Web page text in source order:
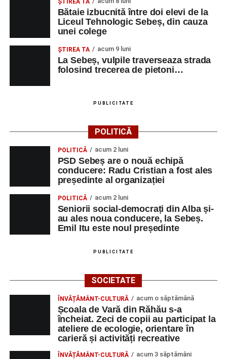
ŞTIREA TA
Bătaie izbucnită între doi elevi de la
Liceul Tehnologic Sebeș, din cauza
unei colege
ŞTIREA TA acum 9 luni
La Sebeș, vulpile traverseaza strada
folosind trecerea de pietoni…
PUBLICITATE
POLITICĂ
POLITICĂ acum 2 luni
PSD Sebeș are o nouă echipă
conducere: Radu Cristian a fost ales
președinte al organizației
POLITICĂ acum 2 luni
Seniorii social-democrați din Alba și-
au ales noua conducere, la Sebeș.
Emil Itu este noul președinte
PUBLICITATE
SOCIETATE
ÎNVĂȚĂMÂNT-CULTURĂ acum o săptămână
Școala de Vară din Răhău s-a
încheiat. Zeci de copii au participat la
ateliere de ecologie, orientare în
carieră și activități recreative
ÎNVĂȚĂMÂNT-CULTURĂ acum 3 săptămâni